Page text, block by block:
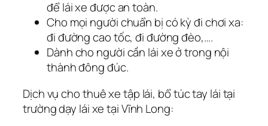
để lái xe được an toàn.
Cho mọi người chuẩn bị có kỳ đi chơi xa:
đi đường cao tốc, đi đường đèo,….
Dành cho người cần lái xe ở trong nội
thành đông đúc.
Dịch vụ cho thuê xe tập lái, bổ túc tay lái tại
trường dạy lái xe tại Vĩnh Long: